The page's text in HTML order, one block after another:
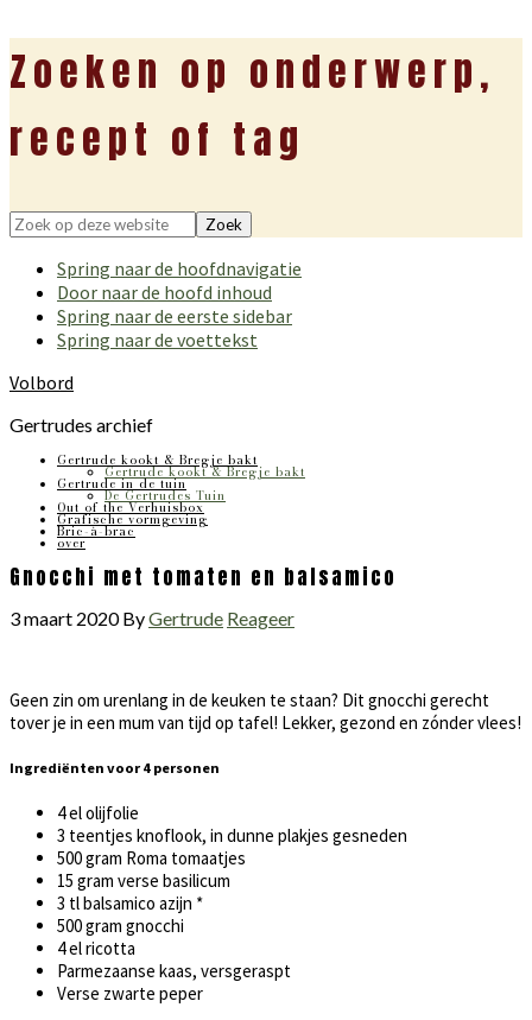
Zoeken op onderwerp,
recept of tag
Zoek
deze
website
Spring naar de hoofdnavigatie
Door naar de hoofd inhoud
Spring naar de eerste sidebar
Spring naar de voettekst
Volbord
Gertrudes archief
Gertrude kookt & Bregje bakt
Gertrude kookt & Bregje bakt
Gertrude in de tuin
De Gertrudes Tuin
Out of the Verhuisbox
Grafische vormgeving
Bric-à-brac
over
Gnocchi met tomaten en balsamico
3 maart 2020ByGertrude Reageer
Geen zin om urenlang in de keuken te staan? Dit gnocchi gerecht
tover je in een mum van tijd op tafel! Lekker, gezond en zónder vlees!
Ingrediënten voor 4 personen
4 el olijfolie
3 teentjes knoflook, in dunne plakjes gesneden
500 gram Roma tomaatjes
15 gram verse basilicum
3 tl balsamico azijn *
500 gram gnocchi
4 el ricotta
Parmezaanse kaas, versgeraspt
Verse zwarte peper